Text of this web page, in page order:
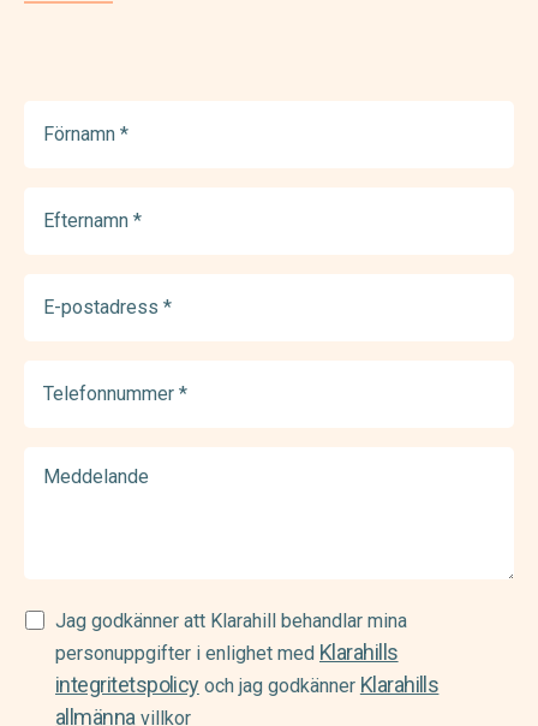
(Required)
(Required)
postadress
(Required)
Samtycke
(Required)
Jag godkänner att Klarahill behandlar mina
personuppgifter i enlighet med Klarahills
integritetspolicyoch jag godkänner Klarahills
allmännavillkor